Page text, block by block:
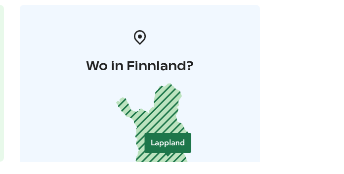
Wo in Finnland?